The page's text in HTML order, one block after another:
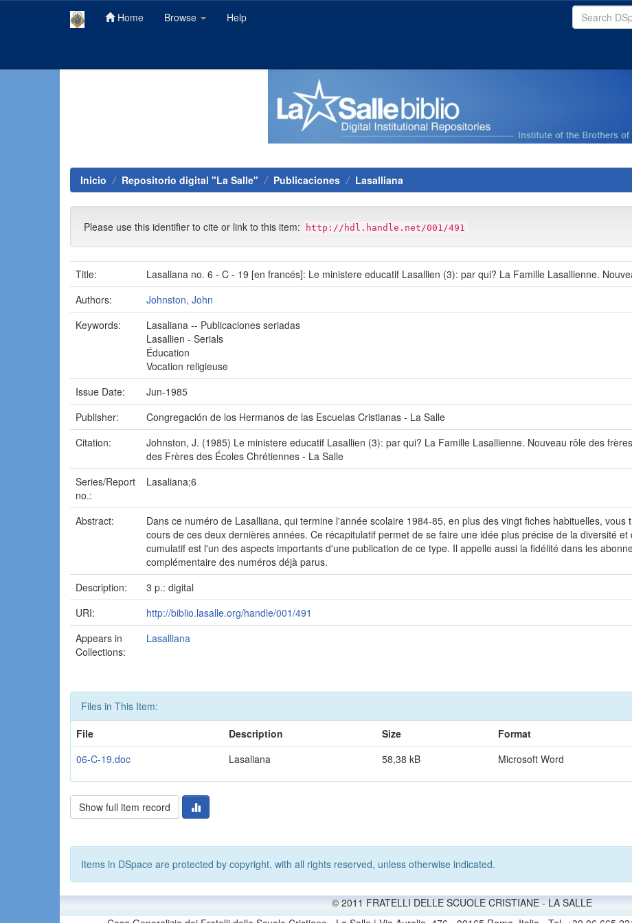
navigation
Home Browse Help
Inicio Repositorio digital "La Salle" Publicaciones Lasalliana
Please use this identifier to cite or link to this item: http://hdl.handle.net/001/491
Title:
Lasaliana no. 6 - C - 19 [en francés]: Le ministere educatif Lasallien (3): par qui? La Famille Lasallienne.
Authors:
Johnston, John
Keywords:
Lasaliana -- Publicaciones seriadas
Lasallien - Serials
Éducation
Vocation religieuse
Issue Date:
Jun-1985
Publisher:
Congregación de los Hermanos de las Escuelas Cristianas - La Salle
Citation:
Johnston, J. (1985) Le ministere educatif Lasallien (3): par qui? La Famille Lasallienne. Nouveau rôle des
des Frères des Écoles Chrétiennes - La Salle
Series/Report
no.:
Lasaliana;6
Abstract:
Dans ce numéro de Lasalliana, qui termine l'année scolaire 1984-85, en plus des vingt fiches habituelles,
cours de ces deux dernières années. Ce récapitulatif permet de se faire une idée plus précise de la diversité
cumulatif est l'un des aspects importants d'une publication de ce type. Il appelle aussi la fidélité dans les
complémentaire des numéros déjà parus.
Description:
3 p.: digital
URI:
http://biblio.lasalle.org/handle/001/491
Appears in
Collections:
Lasalliana
Files in This Item:
File
Description Size
Format
06-C-19.doc
Lasaliana 58,38 kB Microsoft Word
Show full item record
Items in DSpace are protected by copyright, with all rights reserved, unless otherwise indicated.
© 2011 FRATELLI DELLE SCUOLE CRISTIANE - LA SALLE